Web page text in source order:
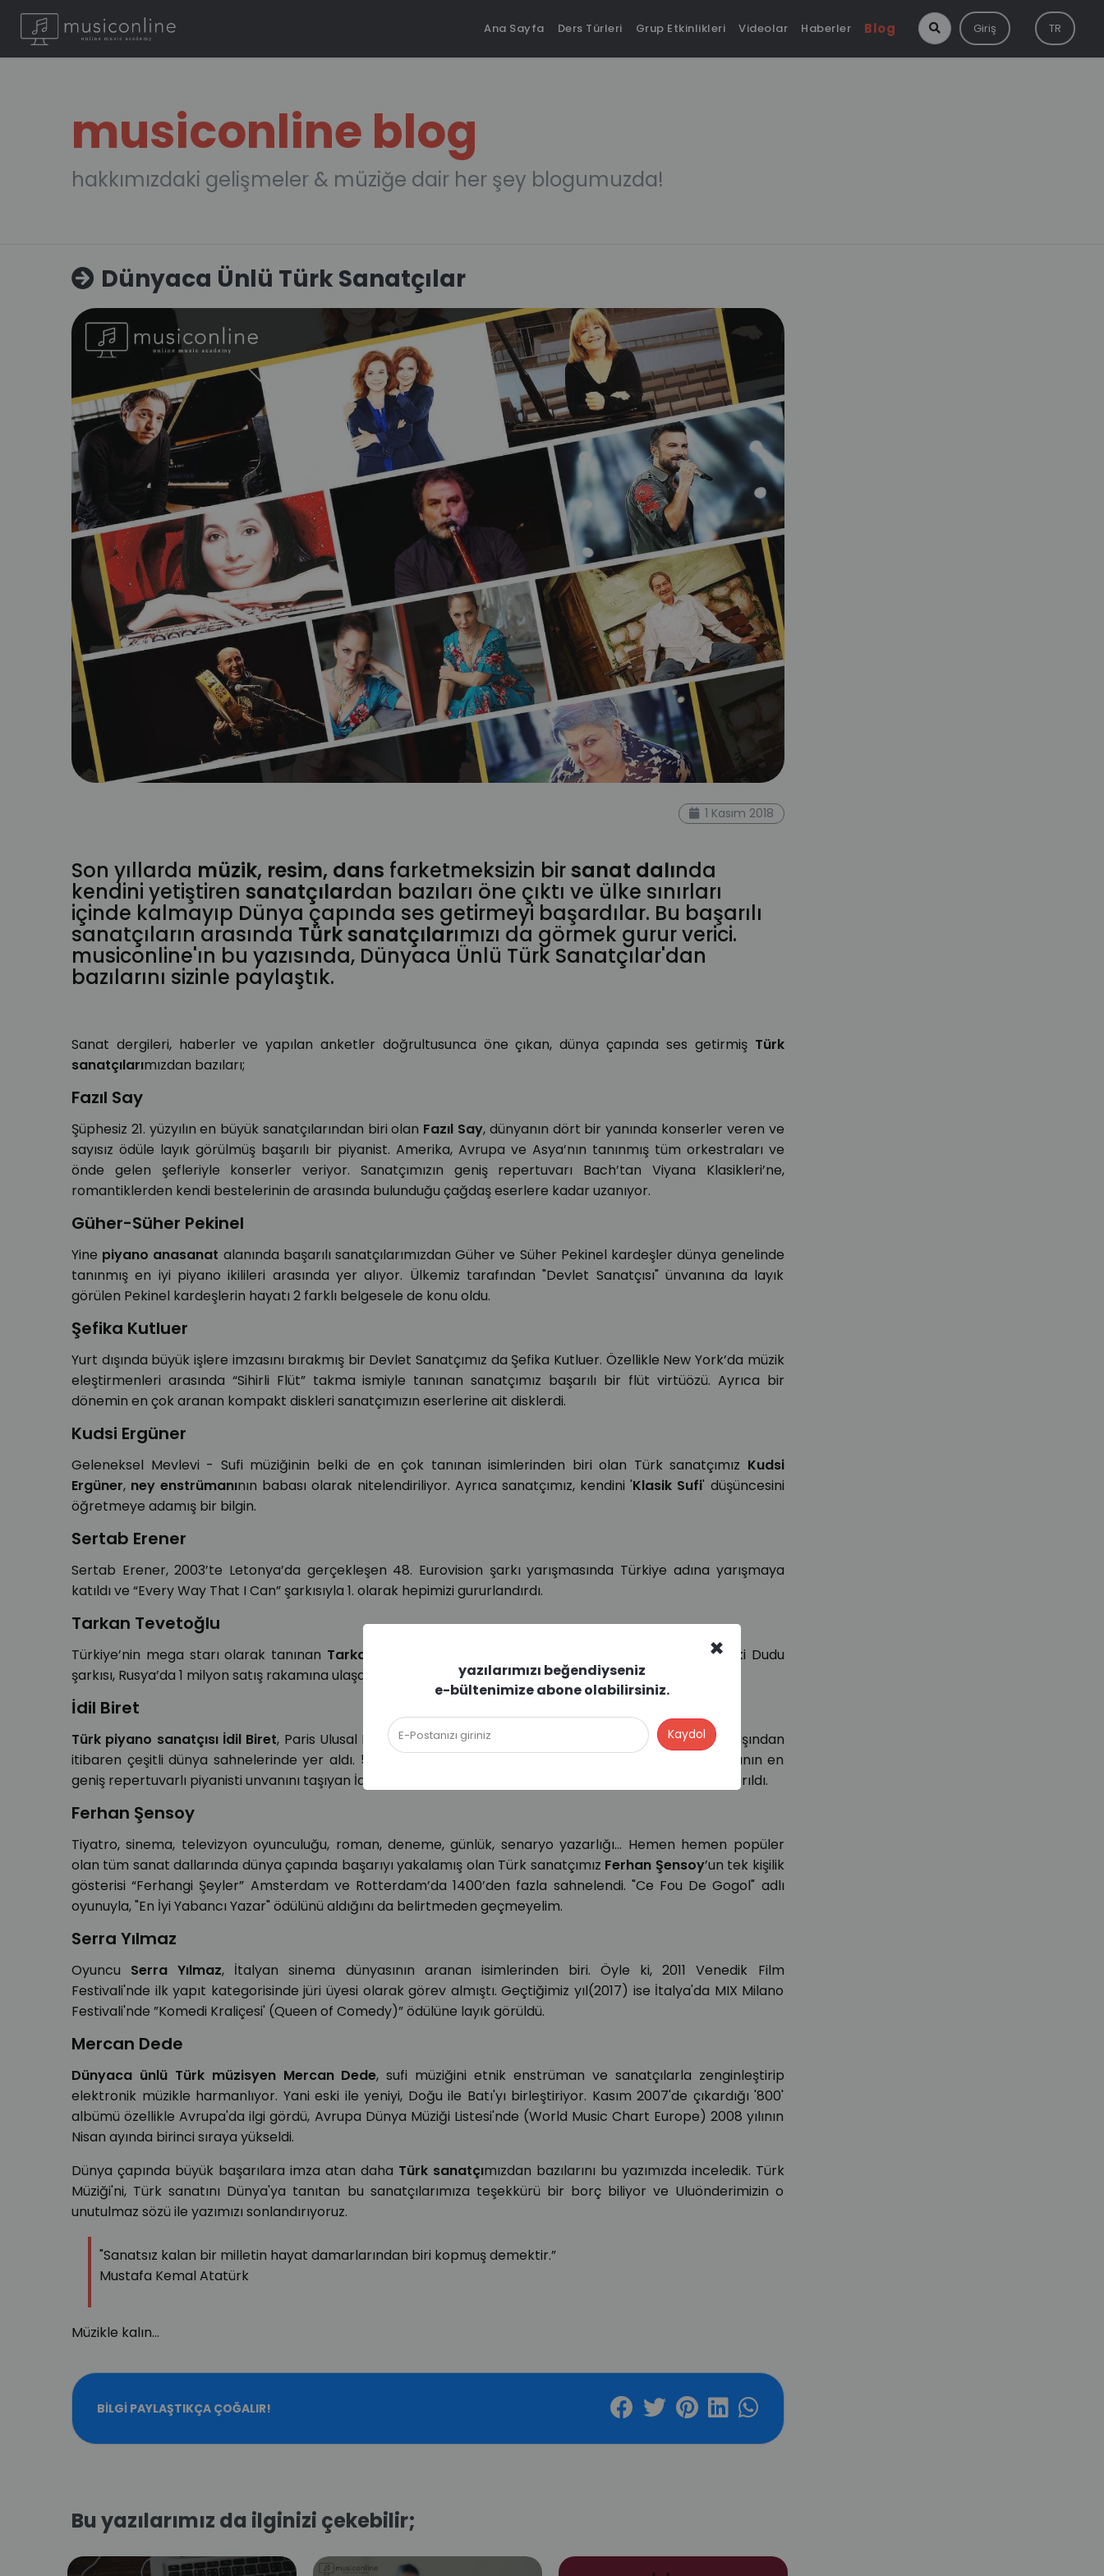
Ana Sayfa Ders Türleri Grup Etkinlikleri Videolar Haberler Blog Giriş TR
musiconline blog
hakkımızdaki gelişmeler & müziğe dair her şey blogumuzda!
Dünyaca Ünlü Türk Sanatçılar
1 Kasım 2018
Son yıllarda müzik, resim, dans farketmeksizin birsanat dalında
kendini yetiştiren sanatçılardan bazıları öne çıktı ve ülke sınırları
içinde kalmayıp Dünya çapında ses getirmeyi başardılar. Bu başarılı
sanatçıların arasında Türk sanatçılarımızı da görmek gurur verici.
musiconline'ın bu yazısında, Dünyaca Ünlü Türk Sanatçılar'dan
bazılarını sizinle paylaştık.
Sanat dergileri, haberler ve yapılan anketler doğrultusunca öne çıkan, dünya çapında ses getirmiş Türk
sanatçılarımızdan bazıları;
Fazıl Say
Şüphesiz 21. yüzyılın en büyük sanatçılarından biri olan Fazıl Say, dünyanın dört bir yanında konserler veren ve
sayısız ödüle layık görülmüş başarılı bir piyanist. Amerika, Avrupa ve Asya’nın tanınmış tüm orkestraları ve
önde gelen şefleriyle konserler veriyor. Sanatçımızın geniş repertuvarı Bach’tan Viyana Klasikleri’ne,
romantiklerden kendi bestelerinin de arasında bulunduğu çağdaş eserlere kadar uzanıyor.
Güher-Süher Pekinel
Yine piyano anasanat alanında başarılı sanatçılarımızdan Güher ve Süher Pekinel kardeşler dünya genelinde
tanınmış en iyi piyano ikilileri arasında yer alıyor. Ülkemiz tarafından "Devlet Sanatçısı" ünvanına da layık
görülen Pekinel kardeşlerin hayatı 2 farklı belgesele de konu oldu.
Şefika Kutluer
Yurt dışında büyük işlere imzasını bırakmış bir Devlet Sanatçımız da Şefika Kutluer. Özellikle New York’da müzik
eleştirmenleri arasında “Sihirli Flüt” takma ismiyle tanınan sanatçımız başarılı bir flüt virtüözü. Ayrıca bir
dönemin en çok aranan kompakt diskleri sanatçımızın eserlerine ait disklerdi.
Kudsi Ergüner
Geleneksel Mevlevi - Sufi müziğinin belki de en çok tanınan isimlerinden biri olan Türk sanatçımız Kudsi
Ergüner, ney enstrümanının babası olarak nitelendiriliyor. Ayrıca sanatçımız, kendini 'Klasik Sufi' düşüncesini
öğretmeye adamış bir bilgin.
Sertab Erener
Sertab Erener, 2003’te Letonya’da gerçekleşen 48. Eurovision şarkı yarışmasında Türkiye adına yarışmaya
katıldı ve “Every Way That I Can” şarkısıyla 1. olarak hepimizi gururlandırdı.
Tarkan Tevetoğlu
Türkiye’nin mega starı olarak tanınan Tarkan
. Öyle ki Dudu
şarkısı, Rusya’da 1 milyon satış rakamına ulaşarak en iyi yabancı şarkı ödülünü aldı.
İdil Biret
Türk piyano sanatçısı İdil Biret, Paris Ulusal Konservatuarı’nı birincilikle bitirdiğinde 15 yaşındaydı. 16 yaşından
itibaren çeşitli dünya sahnelerinde yer aldı. 5 kıtayı kapsayan konserlerinde ünlü şeflerle çaldı. Dünyanın en
geniş repertuvarlı piyanisti unvanını taşıyan İdil Biret'in hayatı ise Fransız bir yazar tarafından kitaba aktarıldı.
Ferhan Şensoy
Tiyatro, sinema, televizyon oyunculuğu, roman, deneme, günlük, senaryo yazarlığı… Hemen hemen popüler
olan tüm sanat dallarında dünya çapında başarıyı yakalamış olan Türk sanatçımız Ferhan Şensoy’un tek kişilik
gösterisi “Ferhangi Şeyler” Amsterdam ve Rotterdam’da 1400’den fazla sahnelendi. "Ce Fou De Gogol" adlı
oyunuyla, "En İyi Yabancı Yazar" ödülünü aldığını da belirtmeden geçmeyelim.
Serra Yılmaz
Oyuncu Serra Yılmaz, İtalyan sinema dünyasının aranan isimlerinden biri. Öyle ki, 2011 Venedik Film
Festivali'nde ilk yapıt kategorisinde jüri üyesi olarak görev almıştı. Geçtiğimiz yıl(2017) ise İtalya'da MIX Milano
Festivali'nde ”Komedi Kraliçesi' (Queen of Comedy)” ödülüne layık görüldü.
Mercan Dede
Dünyaca ünlü Türk müzisyen Mercan Dede, sufi müziğini etnik enstrüman ve sanatçılarla zenginleştirip
elektronik müzikle harmanlıyor. Yani eski ile yeniyi, Doğu ile Batı'yı birleştiriyor. Kasım 2007'de çıkardığı '800'
albümü özellikle Avrupa'da ilgi gördü, Avrupa Dünya Müziği Listesi'nde (World Music Chart Europe) 2008 yılının
Nisan ayında birinci sıraya yükseldi.
Dünya çapında büyük başarılara imza atan daha Türk sanatçımızdan bazılarını bu yazımızda inceledik. Türk
Müziği'ni, Türk sanatını Dünya'ya tanıtan bu sanatçılarımıza teşekkürü bir borç biliyor ve Uluönderimizin o
unutulmaz sözü ile yazımızı sonlandırıyoruz.
"Sanatsız kalan bir milletin hayat damarlarından biri kopmuş demektir.”
Mustafa Kemal Atatürk
Müzikle kalın...
BILGI PAYLAŞTIKÇA ÇOĞALIR!
Bu yazılarımız da ilginizi çekebilir;
×
yazılarımızı beğendiyseniz
e-bültenimize abone olabilirsiniz.